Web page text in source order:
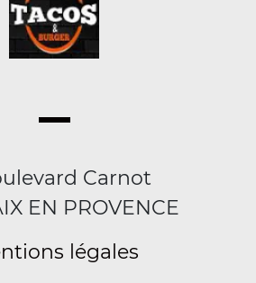
Carnot
EN PROVENCE
légales